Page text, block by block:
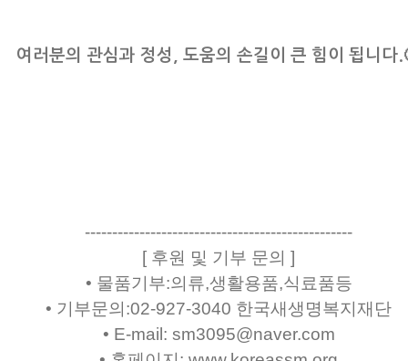
여러분의 관심과 정성, 도움의 손길이 큰 힘이 됩니다
-------------------------------------------------
[ 후원 및 기부 문의 ]
• 물품기부:의류,생활용품,식료품등
• 기부문의:02-927-3040 한국새생명복지재단
• E-mail: sm3095@naver.com